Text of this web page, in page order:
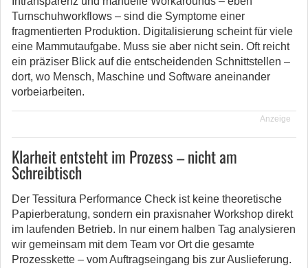
Turnschuhworkflows – sind die Symptome einer
fragmentierten Produktion. Digitalisierung scheint für viele
eine Mammutaufgabe. Muss sie aber nicht sein. Oft reicht
ein präziser Blick auf die entscheidenden Schnittstellen –
dort, wo Mensch, Maschine und Software aneinander
vorbeiarbeiten.
Anzeige
Klarheit entsteht im Prozess – nicht am
Schreibtisch
Der Tessitura Performance Check ist keine theoretische
Papierberatung, sondern ein praxisnaher Workshop direkt
im laufenden Betrieb. In nur einem halben Tag analysieren
wir gemeinsam mit dem Team vor Ort die gesamte
Prozesskette – vom Auftragseingang bis zur Auslieferung.